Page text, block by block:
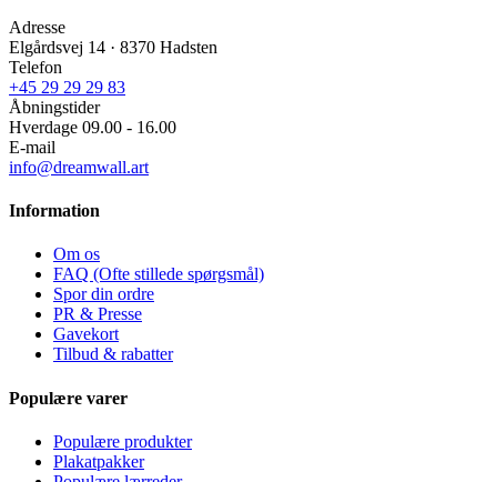
Adresse
Elgårdsvej 14 · 8370 Hadsten
Telefon
+45 29 29 29 83
Åbningstider
Hverdage 09.00 - 16.00
E-mail
info@dreamwall.art
Information
Om os
FAQ (Ofte stillede spørgsmål)
Spor din ordre
PR & Presse
Gavekort
Tilbud & rabatter
Populære varer
Populære produkter
Plakatpakker